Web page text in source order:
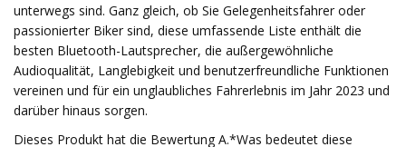
unterwegs sind. Ganz gleich, ob Sie Gelegenheitsfahrer oder
passionierter Biker sind, diese umfassende Liste enthält die
besten Bluetooth-Lautsprecher, die außergewöhnliche
Audioqualität, Langlebigkeit und benutzerfreundliche Funktionen
vereinen und für ein unglaubliches Fahrerlebnis im Jahr 2023 und
darüber hinaus sorgen.
Dieses Produkt hat die Bewertung A.*Was bedeutet diese